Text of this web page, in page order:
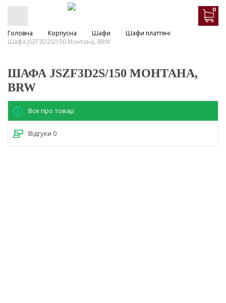
0
Головна Корпусна Шафи
Шафи платтяні
Шафа JSZF3D2S/150 Монтана, BRW
ШАФА JSZF3D2S/150 МОНТАНА,
BRW
Все про товар
Відгуки 0